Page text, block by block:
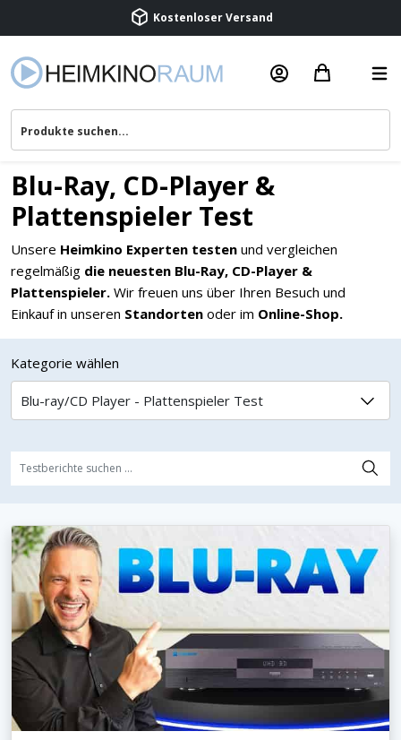
Kostenloser Versand
Beratung & Service
Blu-Ray, CD-Player &
Plattenspieler Test
Unsere Heimkino Experten testen und vergleichen
regelmäßig die neuesten Blu-Ray, CD-Player &
Plattenspieler. Wir freuen uns über Ihren Besuch und
Einkauf in unseren Standorten oder im Online-Shop.
Kategorie wählen